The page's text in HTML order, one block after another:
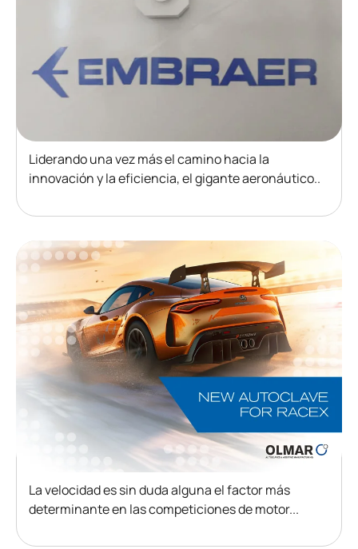
Liderando una vez más el camino hacia la
innovación y la eficiencia, el gigante aeronáutico..
La velocidad es sin duda alguna el factor más
determinante en las competiciones de motor...